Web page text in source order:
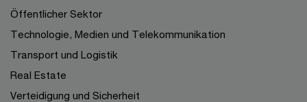
Öffentlicher Sektor
Technologie, Medien und Telekommunikation
Transport und Logistik
Real Estate
Verteidigung und Sicherheit